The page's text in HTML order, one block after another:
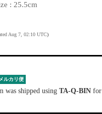
: 25.5cm
Aug 7, 02:10 UTC)
ルカリ便
was shipped using TA-Q-BINfor